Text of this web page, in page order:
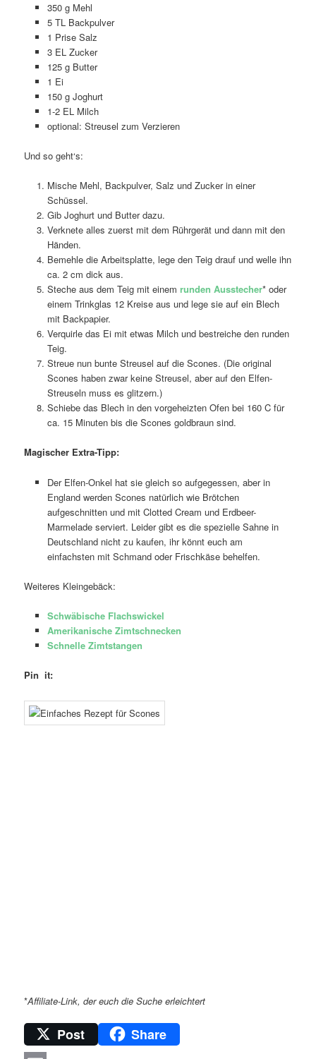
350 g Mehl
5 TL Backpulver
1 Prise Salz
3 EL Zucker
125 g Butter
1 Ei
150 g Joghurt
1-2 EL Milch
optional: Streusel zum Verzieren
Und so geht‘s:
Mische Mehl, Backpulver, Salz und Zucker in einer
Schüssel.
Gib Joghurt und Butter dazu.
Verknete alles zuerst mit dem Rührgerät und dann mit den
Händen.
Bemehle die Arbeitsplatte, lege den Teig drauf und welle ihn
ca. 2 cm dick aus.
Steche aus dem Teig mit einem runden Ausstecher* oder
einem Trinkglas 12 Kreise aus und lege sie auf ein Blech
mit Backpapier.
Verquirle das Ei mit etwas Milch und bestreiche den runden
Teig.
Streue nun bunte Streusel auf die Scones. (Die original
Scones haben zwar keine Streusel, aber auf den Elfen-
Streuseln muss es glitzern.)
Schiebe das Blech in den vorgeheizten Ofen bei 160 C für
ca. 15 Minuten bis die Scones goldbraun sind.
Magischer Extra-Tipp:
Der Elfen-Onkel hat sie gleich so aufgegessen, aber in
England werden Scones natürlich wie Brötchen
aufgeschnitten und mit Clotted Cream und Erdbeer-
Marmelade serviert. Leider gibt es die spezielle Sahne in
Deutschland nicht zu kaufen, ihr könnt euch am
einfachsten mit Schmand oder Frischkäse behelfen.
Weiteres Kleingebäck:
Schwäbische Flachswickel
Amerikanische Zimtschnecken
Schnelle Zimtstangen
Pin it:
*Affiliate-Link, der euch die Suche erleichtert
Post Share